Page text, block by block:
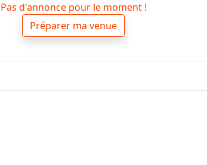
Pas d'annonce pour le moment !
Préparer ma venue